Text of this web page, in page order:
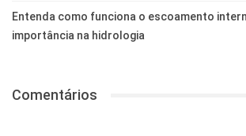
Entenda como funciona o escoamento
importância na hidrologia
Comentários